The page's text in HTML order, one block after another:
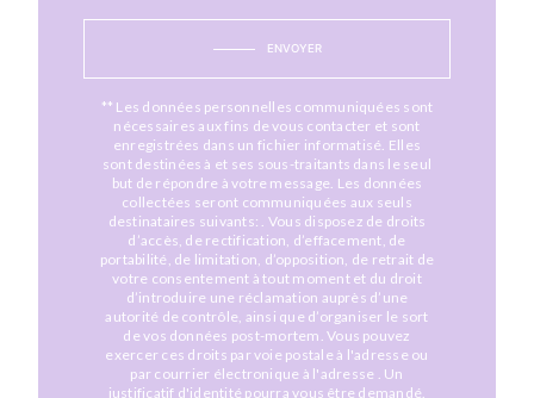
ENVOYER
** Les données personnelles communiquées sont
nécessaires aux fins de vous contacter et sont
enregistrées dans un fichier informatisé. Elles
sont destinées à et ses sous-traitants dans le seul
but de répondre à votre message. Les données
collectées seront communiquées aux seuls
destinataires suivants: . Vous disposez de droits
d’accès, de rectification, d’effacement, de
portabilité, de limitation, d’opposition, de retrait de
votre consentement à tout moment et du droit
d’introduire une réclamation auprès d’une
autorité de contrôle, ainsi que d’organiser le sort
de vos données post-mortem. Vous pouvez
exercer ces droits par voie postale à l'adresse ou
par courrier électronique à l'adresse . Un
justificatif d'identité pourra vous être demandé.